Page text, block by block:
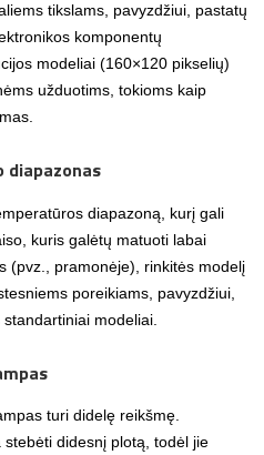
tikslams, pavyzdžiui, pastatų
komponentų
modeliai (160×120 pikselių)
užduotims, tokioms kaip
diapazonas
diapazoną, kurį gali
kuris galėtų matuoti labai
(pvz., pramonėje), rinkitės modelį
poreikiams, pavyzdžiui,
modeliai.
turi didelę reikšmę.
didesnį plotą, todėl jie